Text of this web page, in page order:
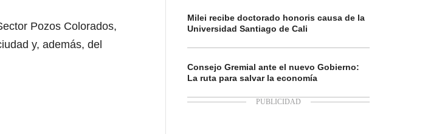
Pozos Colorados,
y, además, del
Milei recibe doctorado honoris causa de la
Universidad Santiago de Cali
Consejo Gremial ante el nuevo Gobierno:
La ruta para salvar la economía